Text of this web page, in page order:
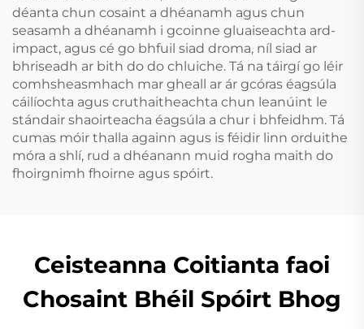
déanta chun cosaint a dhéanamh agus chun
seasamh a dhéanamh i gcoinne gluaiseachta ard-
impact, agus cé go bhfuil siad droma, níl siad ar
bhriseadh ar bith do do chluiche. Tá na táirgí go léir
comhsheasmhach mar gheall ar ár gcóras éagsúla
cáilíochta agus cruthaitheachta chun leanúint le
stándair shaoirteacha éagsúla a chur i bhfeidhm. Tá
cumas móir thalla againn agus is féidir linn orduithe
móra a shlí, rud a dhéanann muid rogha maith do
fhoirgnimh fhoirne agus spóirt.
Ceisteanna Coitianta faoi
Chosaint Bhéil Spóirt Bhog